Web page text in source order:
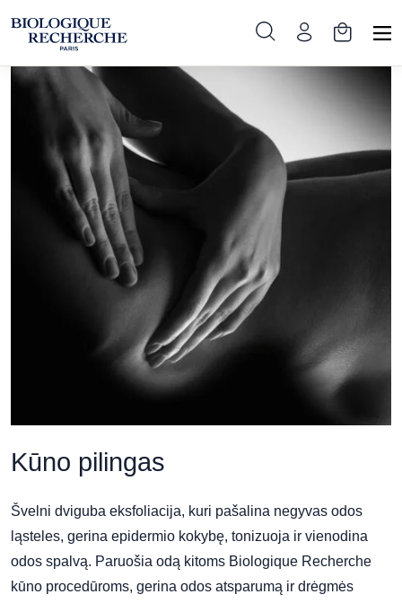
Pradinis»Procedūros
Kūno pilingas
Švelni dviguba eksfoliacija, kuri pašalina negyvas odos
ląsteles, gerina epidermio kokybę, tonizuoja ir vienodina
odos spalvą. Paruošia odą kitoms Biologique Recherche
kūno procedūroms, gerina odos atsparumą ir drėgmės